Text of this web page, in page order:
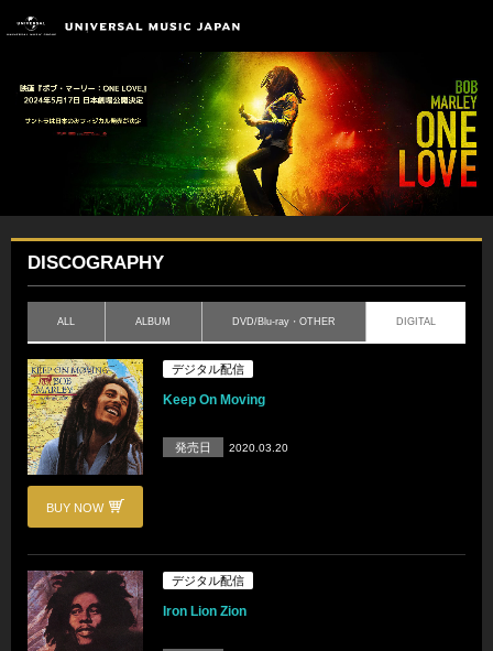
DISCOGRAPHY
ALL ALBUM DVD/Blu-ray・OTHER DIGITAL
BUY NOW
デジタル配信
Keep On Moving
発売日 2020.03.20
デジタル配信
Iron Lion Zion